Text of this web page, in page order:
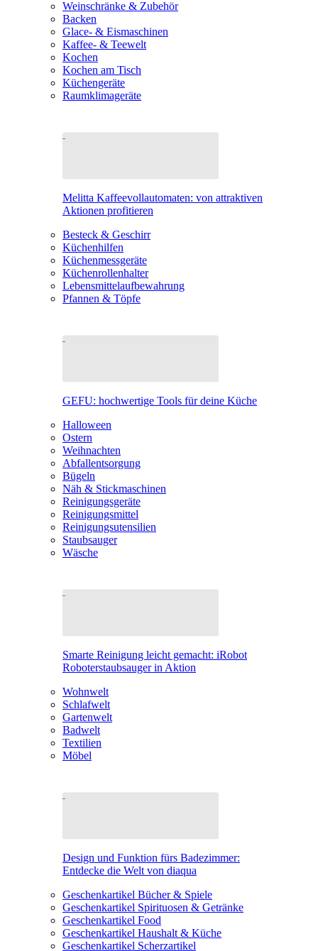
Weinschränke & Zubehör
Backen
Glace- & Eismaschinen
Kaffee- & Teewelt
Kochen
Kochen am Tisch
Küchengeräte
Raumklimageräte
Melitta Kaffeevollautomaten: von attraktiven
Aktionen profitieren
Besteck & Geschirr
Küchenhilfen
Küchenmessgeräte
Küchenrollenhalter
Lebensmittelaufbewahrung
Pfannen & Töpfe
GEFU: hochwertige Tools für deine Küche
Halloween
Ostern
Weihnachten
Abfallentsorgung
Bügeln
Näh & Stickmaschinen
Reinigungsgeräte
Reinigungsmittel
Reinigungsutensilien
Staubsauger
Wäsche
Smarte Reinigung leicht gemacht: iRobot
Roboterstaubsauger in Aktion
Wohnwelt
Schlafwelt
Gartenwelt
Badwelt
Textilien
Möbel
Design und Funktion fürs Badezimmer:
Entdecke die Welt von diaqua
Geschenkartikel Bücher & Spiele
Geschenkartikel Spirituosen & Getränke
Geschenkartikel Food
Geschenkartikel Haushalt & Küche
Geschenkartikel Scherzartikel